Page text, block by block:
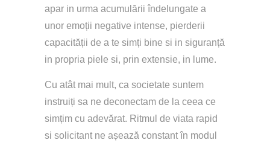
apar in urma acumulării îndelungate a
unor emoții negative intense, pierderii
capacității de a te simți bine si in siguranță
in propria piele si, prin extensie, in lume.
Cu atât mai mult, ca societate suntem
instruiți sa ne deconectam de la ceea ce
simțim cu adevărat. Ritmul de viata rapid
si solicitant ne așează constant în modul